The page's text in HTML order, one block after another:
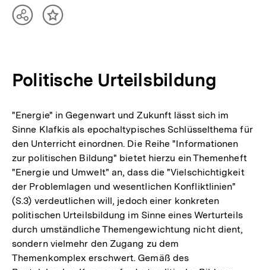
TeilenInhalt
Politische Urteilsbildung
"Energie" in Gegenwart und Zukunft lässt sich im
Sinne Klafkis als epochaltypisches Schlüsselthema für
den Unterricht einordnen. Die Reihe "Informationen
zur politischen Bildung" bietet hierzu ein Themenheft
"Energie und Umwelt" an, dass die "Vielschichtigkeit
der Problemlagen und wesentlichen Konfliktlinien"
(S.3) verdeutlichen will, jedoch einer konkreten
politischen Urteilsbildung im Sinne eines Werturteils
durch umständliche Themengewichtung nicht dient,
sondern vielmehr den Zugang zu dem
Themenkomplex erschwert. Gemäß des